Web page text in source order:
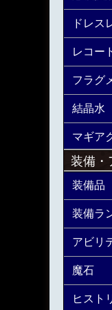
ドレス
レコー
フラグ
結晶水
マギア
装備・
装備品
装備ラ
アビリ
魔石
ヒスト